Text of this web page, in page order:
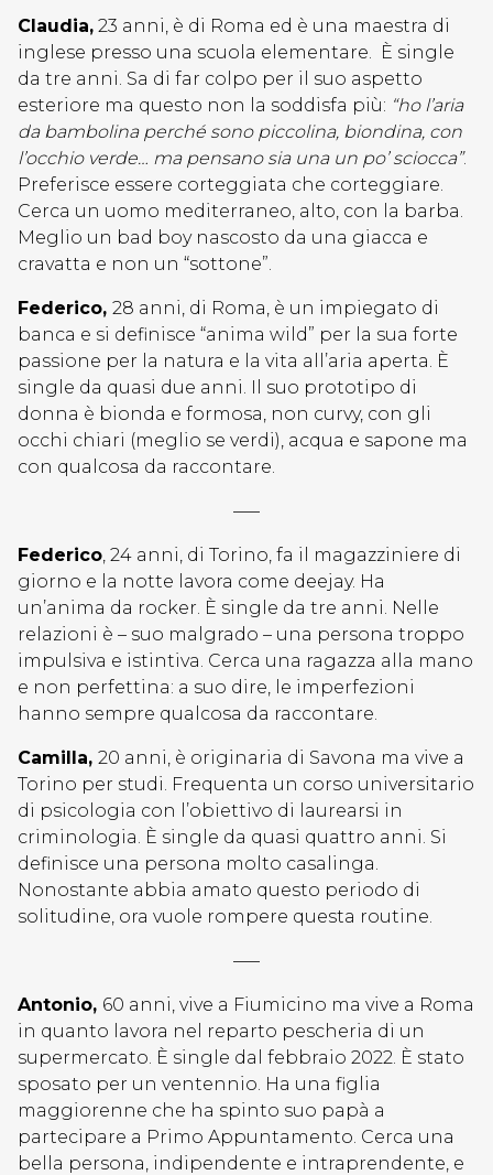
Claudia, 23 anni, è di Roma ed è una maestra di
inglese presso una scuola elementare. È single
da tre anni. Sa di far colpo per il suo aspetto
esteriore ma questo non la soddisfa più: “ho l’aria
da bambolina perché sono piccolina, biondina, con
l’occhio verde… ma pensano sia una un po’ sciocca”.
Preferisce essere corteggiata che corteggiare.
Cerca un uomo mediterraneo, alto, con la barba.
Meglio un bad boy nascosto da una giacca e
cravatta e non un “sottone”.
Federico, 28 anni, di Roma, è un impiegato di
banca e si definisce “anima wild” per la sua forte
passione per la natura e la vita all’aria aperta. È
single da quasi due anni. Il suo prototipo di
donna è bionda e formosa, non curvy, con gli
occhi chiari (meglio se verdi), acqua e sapone ma
con qualcosa da raccontare.
—–
Federico, 24 anni, di Torino, fa il magazziniere di
giorno e la notte lavora come deejay. Ha
un’anima da rocker. È single da tre anni. Nelle
relazioni è – suo malgrado – una persona troppo
impulsiva e istintiva. Cerca una ragazza alla mano
e non perfettina: a suo dire, le imperfezioni
hanno sempre qualcosa da raccontare.
Camilla, 20 anni, è originaria di Savona ma vive a
Torino per studi. Frequenta un corso universitario
di psicologia con l’obiettivo di laurearsi in
criminologia. È single da quasi quattro anni. Si
definisce una persona molto casalinga.
Nonostante abbia amato questo periodo di
solitudine, ora vuole rompere questa routine.
—–
Antonio, 60 anni, vive a Fiumicino ma vive a Roma
in quanto lavora nel reparto pescheria di un
supermercato. È single dal febbraio 2022. È stato
sposato per un ventennio. Ha una figlia
maggiorenne che ha spinto suo papà a
partecipare a Primo Appuntamento. Cerca una
bella persona, indipendente e intraprendente, e